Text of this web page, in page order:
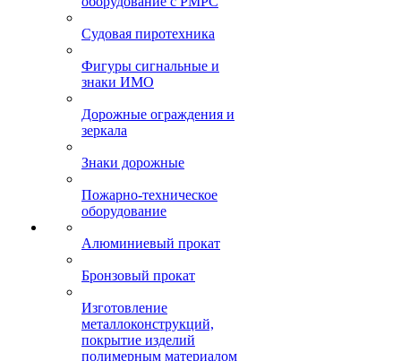
Судовая пиротехника
Фигуры сигнальные и
знаки ИМО
Дорожные ограждения и
зеркала
Знаки дорожные
Пожарно-техническое
оборудование
Алюминиевый прокат
Бронзовый прокат
Изготовление
металлоконструкций,
покрытие изделий
полимерным материалом